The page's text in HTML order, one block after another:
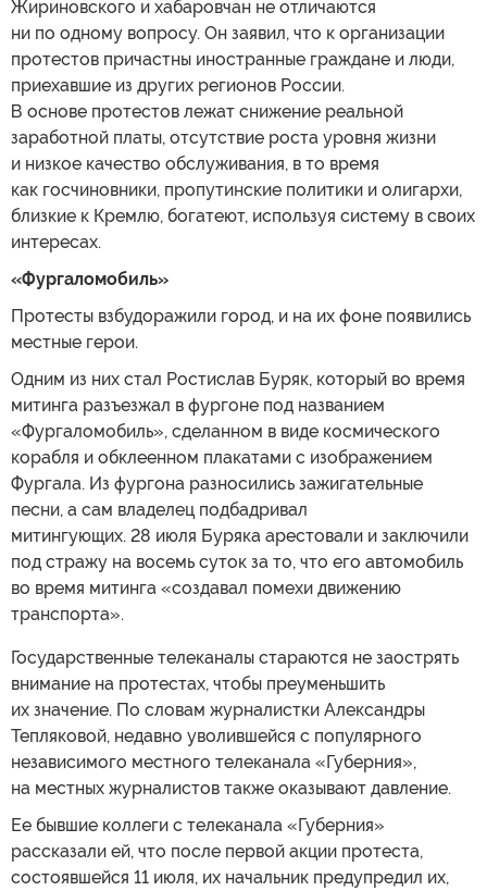
Жириновского и хабаровчан не отличаются
ни по одному вопросу. Он заявил, что к организации
протестов причастны иностранные граждане и люди,
приехавшие из других регионов России.
В основе протестов лежат снижение реальной
заработной платы, отсутствие роста уровня жизни
и низкое качество обслуживания, в то время
как госчиновники, пропутинские политики и олигархи,
близкие к Кремлю, богатеют, используя систему в своих
интересах.
«Фургаломобиль»
Протесты взбудоражили город, и на их фоне появились
местные герои.
Одним из них стал Ростислав Буряк, который во время
митинга разъезжал в фургоне под названием
«Фургаломобиль», сделанном в виде космического
корабля и обклеенном плакатами с изображением
Фургала. Из фургона разносились зажигательные
песни, а сам владелец подбадривал
митингующих. 28 июля Буряка арестовали и заключили
под стражу на восемь суток за то, что его автомобиль
во время митинга «создавал помехи движению
транспорта».
Государственные телеканалы стараются не заострять
внимание на протестах, чтобы преуменьшить
их значение. По словам журналистки Александры
Тепляковой, недавно уволившейся с популярного
независимого местного телеканала «Губерния»,
на местных журналистов также оказывают давление.
Ее бывшие коллеги с телеканала «Губерния»
рассказали ей, что после первой акции протеста,
состоявшейся 11 июля, их начальник предупредил их,